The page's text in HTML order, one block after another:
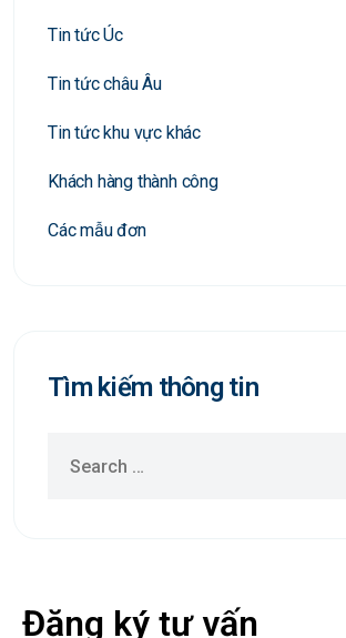
Tin tức Úc
Tin tức châu Âu
Tin tức khu vực khác
Khách hàng thành công
Các mẫu đơn
Tìm kiếm thông tin
Đăng ký tư vấn